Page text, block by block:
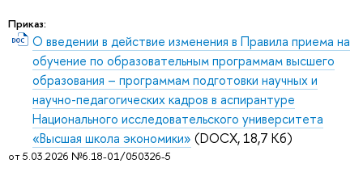
Приказ:
О введении в действие изменения в Правила приема на
обучение по образовательным программам высшего
образования – программам подготовки научных и
научно-педагогических кадров в аспирантуре
Национального исследовательского университета
«Высшая школа экономики» (DOCX, 18,7 Кб)
от 5.03.2026 №6.18-01/050326-5